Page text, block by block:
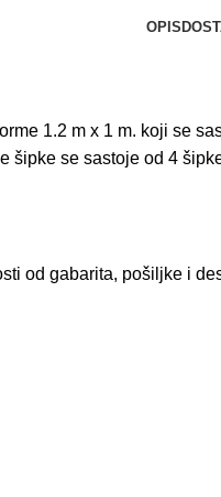
OPIS
1.2 m x 1 m. koji se
se sastoje od 4
od gabarita, pošiljke i